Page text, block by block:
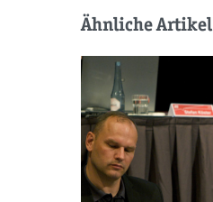
Ähnliche Artikel